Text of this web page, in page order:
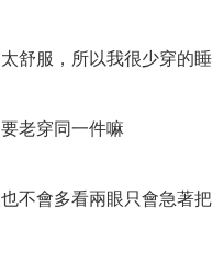
舒服，所以我很少穿的睡
老穿同一件嘛
不會多看兩眼只會急著把